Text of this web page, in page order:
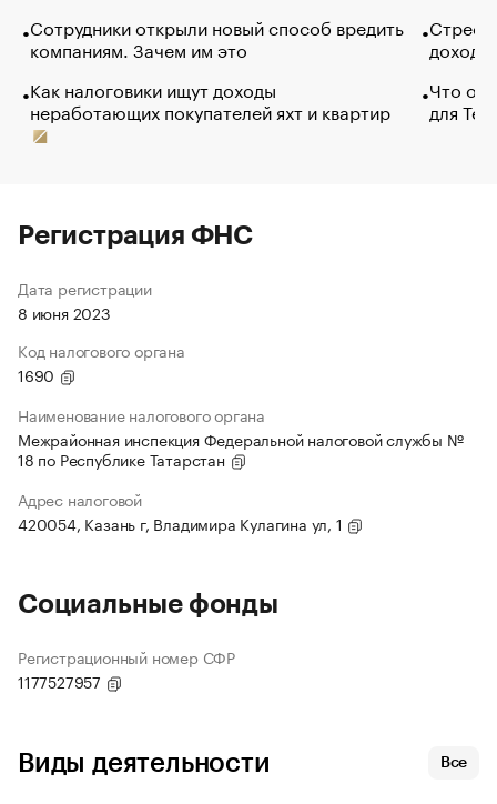
Сотрудники открыли новый способ вредить
компаниям. Зачем им это
Как налоговики ищут доходы
неработающих покупателей яхт и квартир
Что
для
Регистрация ФНС
Дата регистрации
8 июня 2023
Код налогового органа
1690
Наименование налогового органа
Межрайонная инспекция Федеральной налоговой службы №
18 по Республике Татарстан
Адрес налоговой
420054, Казань г, Владимира Кулагина ул, 1
Социальные фонды
Регистрационный номер СФР
1177527957
Виды деятельности Все